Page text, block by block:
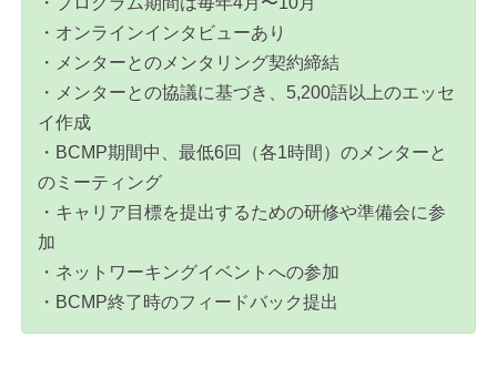
・オンラインインタビューあり
・メンターとのメンタリング契約締結
・メンターとの協議に基づき、5,200語以上のエッセ
イ作成
・BCMP期間中、最低6回（各1時間）のメンターと
のミーティング
・キャリア目標を提出するための研修や準備会に参
加
・ネットワーキングイベントへの参加
・BCMP終了時のフィードバック提出